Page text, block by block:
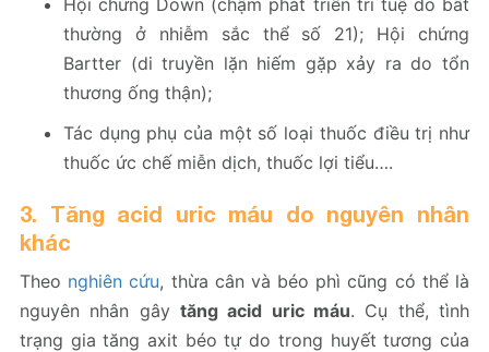
thường ở nhiễm sắc thể số 21); Hội chứng
Bartter (di truyền lặn hiếm gặp xảy ra do tổn
thương ống thận);
Tác dụng phụ của một số loại thuốc điều trị như
thuốc ức chế miễn dịch, thuốc lợi tiểu….
3. Tăng acid uric máu do nguyên nhân
khác
Theo nghiên cứu, thừa cân và béo phì cũng có thể là
nguyên nhân gây tăng acid uric máu. Cụ thể, tình
trạng gia tăng axit béo tự do trong huyết tương của